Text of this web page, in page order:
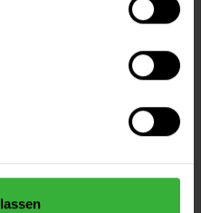
040 60 77 65 23